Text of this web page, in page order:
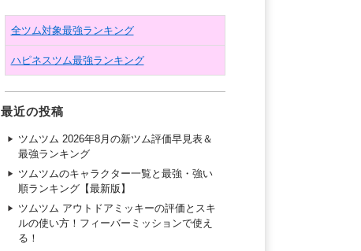
全ツム対象最強ランキング
ハピネスツム最強ランキング
最近の投稿
ツムツム 2026年8月の新ツム評価早見表＆
最強ランキング
ツムツムのキャラクター一覧と最強・強い
順ランキング【最新版】
ツムツム アウトドアミッキーの評価とスキ
ルの使い方！フィーバーミッションで使え
る！